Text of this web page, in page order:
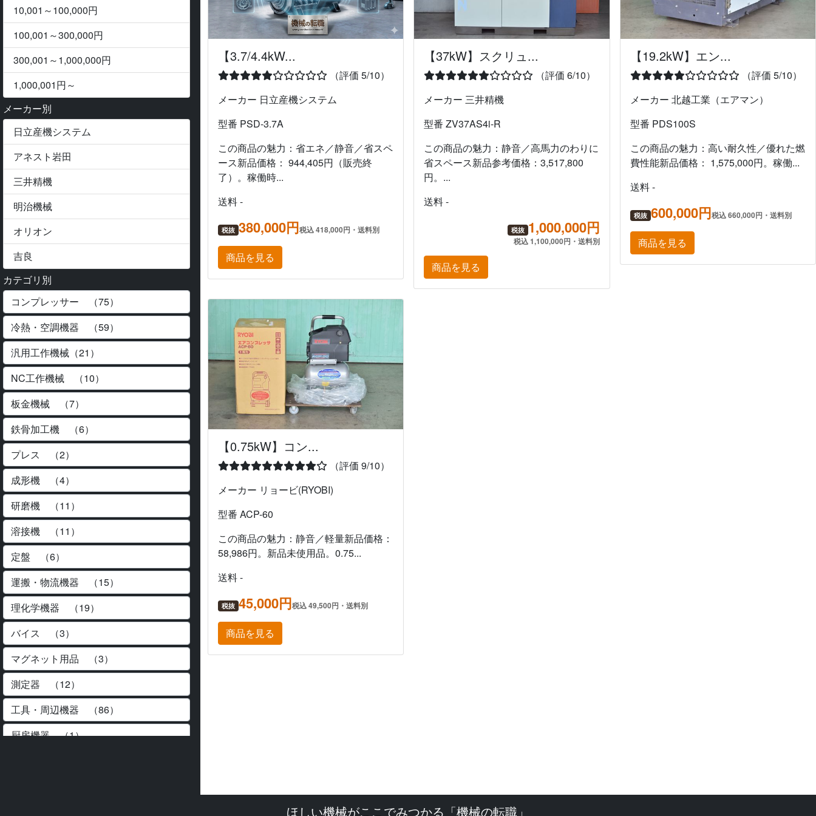
10,001～100,000円
100,001～300,000円
300,001～1,000,000円
1,000,001円～
メーカー別
日立産機システム
アネスト岩田
三井精機
明治機械
オリオン
吉良
カテゴリ別
【3.7/4.4kW...
（評価 5/10）
メーカー 日立産機システム
型番 PSD-3.7A
この商品の魅力：省エネ／静音／省スペ
ース新品価格： 944,405円（販売終
了）。稼働時...
送料 -
税抜 380,000円税込 418,000円・送料別
商品を見る
【37kW】スクリュ...
（評価 6/10）
メーカー 三井精機
型番 ZV37AS4i-R
この商品の魅力：静音／高馬力のわりに
省スペース新品参考価格：3,517,800
円。...
送料 -
税抜 1,000,000円
税込 1,100,000円・送料別
商品を見る
【19.2kW】エン...
（評価 5/10）
メーカー 北越工業（エアマン）
型番 PDS100S
この商品の魅力：高い耐久性／優れた燃
費性能新品価格： 1,575,000円。稼働...
送料 -
税抜 600,000円税込 660,000円・送料別
商品を見る
【0.75kW】コン...
（評価 9/10）
メーカー リョービ(RYOBI)
型番 ACP-60
この商品の魅力：静音／軽量新品価格：
58,986円。新品未使用品。0.75...
送料 -
税抜 45,000円税込 49,500円・送料別
商品を見る
ほしい機械がここでみつかる「機械の転職」